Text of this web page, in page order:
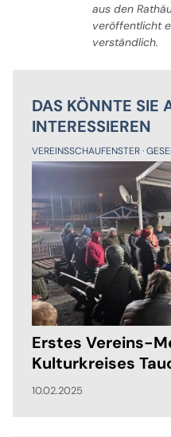
aus den
veröffentlicht
verständlich.
DAS KÖNNTE SIE
INTERESSIEREN
VEREINSSCHAUFENSTER
Erstes Vereins-
Kulturkreises
10.02.2025